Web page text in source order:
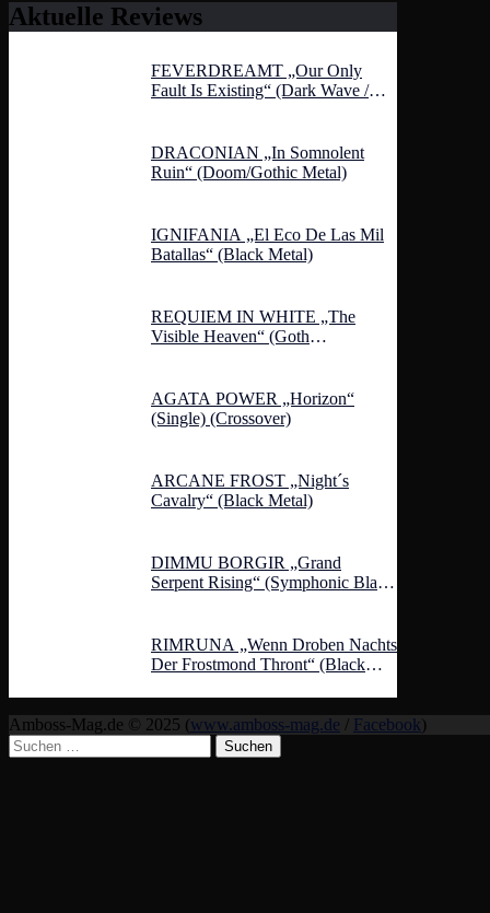
Aktuelle Reviews
FEVERDREAMT „Our Only
Fault Is Existing“ (Dark Wave /
DRACONIAN „In Somnolent
Ruin“ (Doom/Gothic Metal)
IGNIFANIA „El Eco De Las Mil
Batallas“ (Black Metal)
REQUIEM IN WHITE „The
Visible Heaven“ (Goth
AGATA POWER „Horizon“
(Single) (Crossover)
ARCANE FROST „Night´s
Cavalry“ (Black Metal)
DIMMU BORGIR „Grand
Serpent Rising“ (Symphonic Black
RIMRUNA „Wenn Droben Nachts
Der Frostmond Thront“ (Black
Amboss-Mag.de © 2025 (www.amboss-mag.de / Facebook)
Suchen
nach: